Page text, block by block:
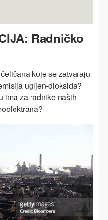
Radničko
koje se zatvaraju
ugljen-dioksida?
ima za radnike naših